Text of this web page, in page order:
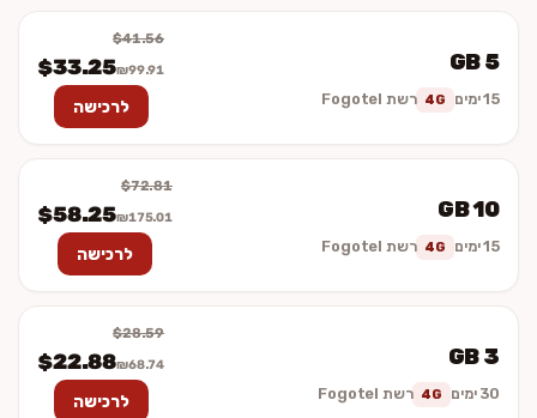
5 GB
15 ימים 4G רשת Fogotel
$41.56
$33.25₪99.91
לרכישה
10 GB
15 ימים 4G רשת Fogotel
$72.81
$58.25₪175.01
לרכישה
3 GB
30 ימים 4G רשת Fogotel
$28.59
$22.88₪68.74
לרכישה